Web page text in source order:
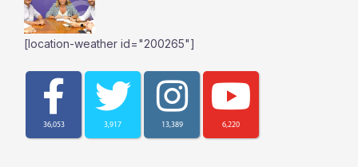
[location-weather id="200265"]
36,053 3,917 13,389 6,220